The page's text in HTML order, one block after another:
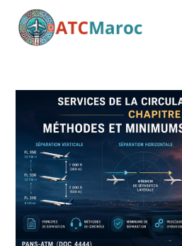
content